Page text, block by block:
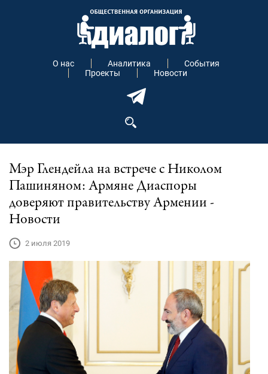
О нас Аналитика
События
Проекты
Новости
Мэр Глендейла на встрече с Николом
Пашиняном: Армяне Диаспоры
доверяют правительству Армении -
Новости
2 июля 2019